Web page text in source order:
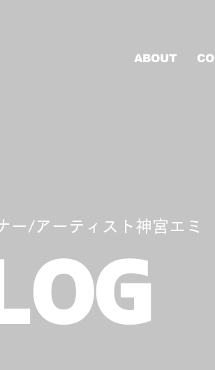
ABOUT
ー/アーティスト神宮エミ